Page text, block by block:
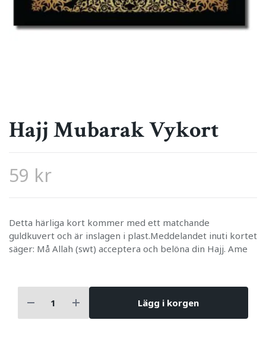
Hajj Mubarak Vykort
59 kr
Detta härliga kort kommer med ett matchande
guldkuvert och är inslagen i plast.Meddelandet inuti kortet
säger: Må Allah (swt) acceptera och belöna din Hajj. Ame
Lägg i korgen